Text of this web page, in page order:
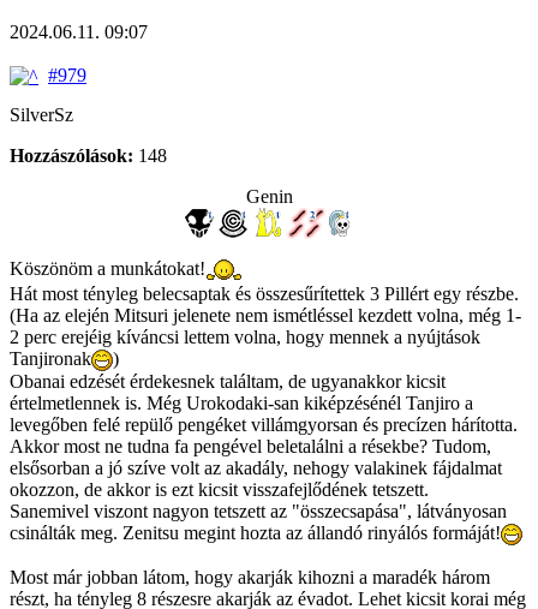
2024.06.11. 09:07
#979
SilverSz
Hozzászólások: 148
Genin
Köszönöm a munkátokat!
Hát most tényleg belecsaptak és összesűrítettek 3 Pillért egy részbe.
(Ha az elején Mitsuri jelenete nem ismétléssel kezdett volna, még 1-
2 perc erejéig kíváncsi lettem volna, hogy mennek a nyújtások
Tanjironak
)
Obanai edzését érdekesnek találtam, de ugyanakkor kicsit
értelmetlennek is. Még Urokodaki-san kiképzésénél Tanjiro a
levegőben felé repülő pengéket villámgyorsan és precízen hárította.
Akkor most ne tudna fa pengével beletalálni a résekbe? Tudom,
elsősorban a jó szíve volt az akadály, nehogy valakinek fájdalmat
okozzon, de akkor is ezt kicsit visszafejlődének tetszett.
Sanemivel viszont nagyon tetszett az "összecsapása", látványosan
csinálták meg. Zenitsu megint hozta az állandó rinyálós formáját!
Most már jobban látom, hogy akarják kihozni a maradék három
részt, ha tényleg 8 részesre akarják az évadot. Lehet kicsit korai még